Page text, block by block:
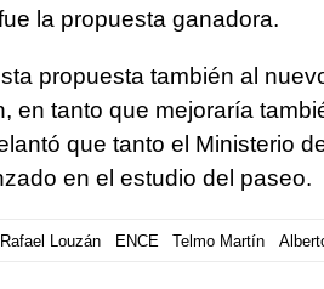
la propuesta ganadora.
propuesta también al
en tanto que mejoraría
que tanto el Ministerio
en el estudio del paseo.
Rafael Louzán ENCE Telmo Martín